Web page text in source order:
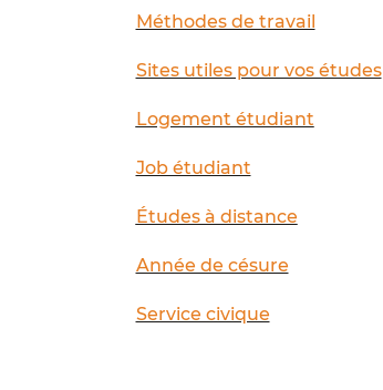
Méthodes de travail
Sites utiles pour vos études
Logement étudiant
Job étudiant
Études à distance
Année de césure
Service civique